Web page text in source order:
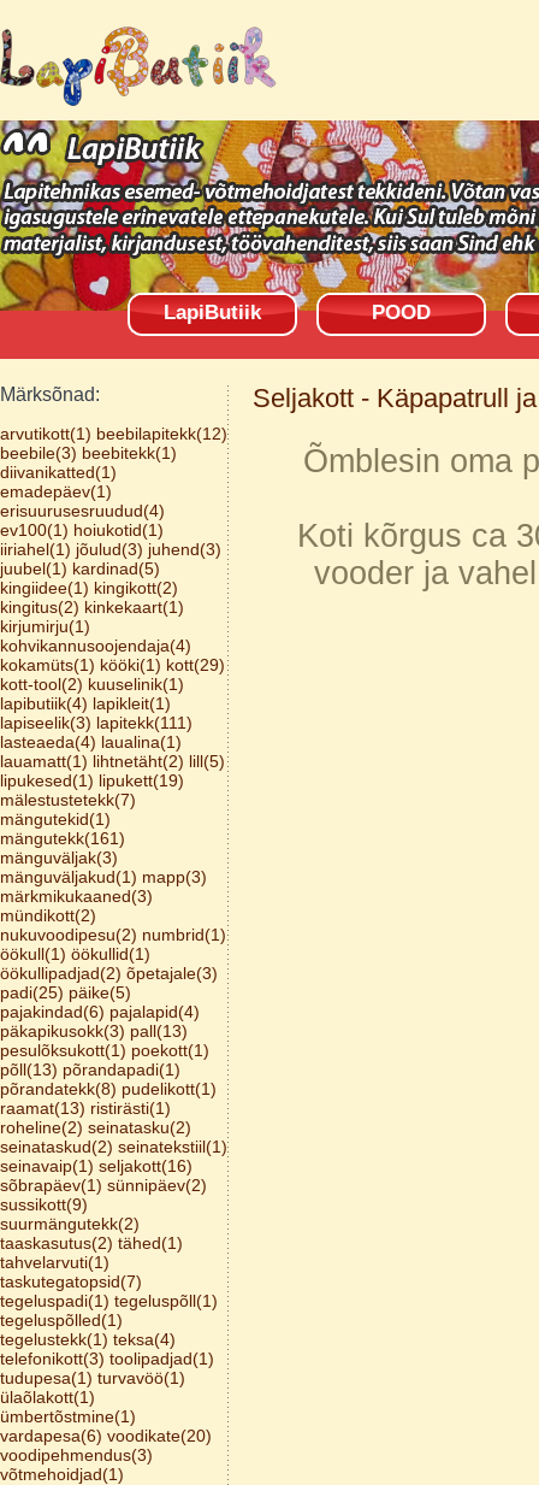
LapiButiik POOD
Märksõnad:
arvutikott(1) beebilapitekk(12)
beebile(3) beebitekk(1)
diivanikatted(1)
emadepäev(1)
erisuurusesruudud(4)
ev100(1) hoiukotid(1)
iiriahel(1) jõulud(3) juhend(3)
juubel(1) kardinad(5)
kingiidee(1) kingikott(2)
kingitus(2) kinkekaart(1)
kirjumirju(1)
kohvikannusoojendaja(4)
kokamüts(1) kööki(1) kott(29)
kott-tool(2) kuuselinik(1)
lapibutiik(4) lapikleit(1)
lapiseelik(3) lapitekk(111)
lasteaeda(4) laualina(1)
lauamatt(1) lihtnetäht(2) lill(5)
lipukesed(1) lipukett(19)
mälestustetekk(7)
mängutekid(1)
mängutekk(161)
mänguväljak(3)
mänguväljakud(1) mapp(3)
märkmikukaaned(3)
mündikott(2)
nukuvoodipesu(2) numbrid(1)
öökull(1) öökullid(1)
öökullipadjad(2) õpetajale(3)
padi(25) päike(5)
pajakindad(6) pajalapid(4)
päkapikusokk(3) pall(13)
pesulõksukott(1) poekott(1)
põll(13) põrandapadi(1)
põrandatekk(8) pudelikott(1)
raamat(13) ristirästi(1)
roheline(2) seinatasku(2)
seinataskud(2) seinatekstiil(1)
seinavaip(1) seljakott(16)
sõbrapäev(1) sünnipäev(2)
sussikott(9)
suurmängutekk(2)
taaskasutus(2) tähed(1)
tahvelarvuti(1)
taskutegatopsid(7)
tegeluspadi(1) tegeluspõll(1)
tegeluspõlled(1)
tegelustekk(1) teksa(4)
telefonikott(3) toolipadjad(1)
tudupesa(1) turvavöö(1)
ülaõlakott(1)
ümbertõstmine(1)
vardapesa(6) voodikate(20)
voodipehmendus(3)
võtmehoidjad(1)
Seljakott - Käpapatrull
Õmblesin oma
Koti kõrgus ca
vooder ja